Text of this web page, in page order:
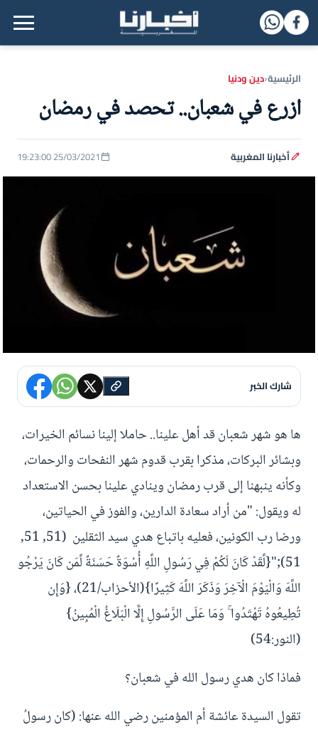
القائمة الرئيسية
الرئيسية‹دين ودنيا
ازرع في شعبان.. تحصد في رمضان
أخبارنا المغربية 25/03/2021 19:23:00
شارك الخبر
ها هو شهر شعبان قد أهل علينا.. حاملا إلينا نسائم الخيرات،
وبشائر البركات، مذكرا بقرب قدوم شهر النفحات والرحمات،
وكأنه ينبهنا إلى قرب رمضان وينادي علينا بحسن الاستعداد
له ويقول: "من أراد سعادة الدارين، والفوز في الحياتين،
ورضا رب الكونين، فعليه باتباع هدي سيد الثقلين (51, 51,
51);"{لَّقَدْ كَانَ لَكُمْ فِي رَسُولِ اللَّهِ أُسْوَةٌ حَسَنَةٌ لِّمَن كَانَ يَرْجُو
اللَّهَ وَالْيَوْمَ الْآخِرَ وَذَكَرَ اللَّهَ كَثِيرًا}(الأحزاب/21)، {وَإِن
تُطِيعُوهُ تَهْتَدُوا ۚ وَمَا عَلَى الرَّسُولِ إِلَّا الْبَلَاغُ الْمُبِينُ}
(النور:54)
فماذا كان هدي رسول الله في شعبان؟
تقول السيدة عائشة أم المؤمنين رضي الله عنها: (كان رسولُ